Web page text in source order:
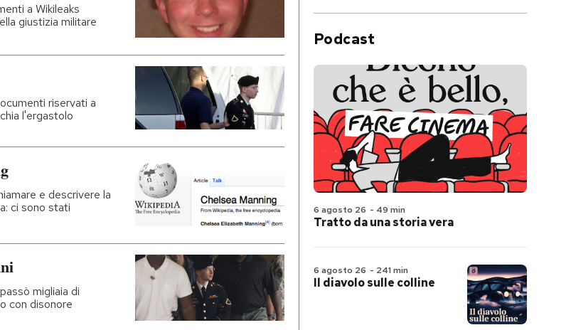
a Wikileaks
giustizia militare
riservati a
l'ergastolo
e descrivere la
ci sono stati
migliaia di
con disonore
Podcast
6 agosto 26 - 49 min
Tratto da una storia vera
6 agosto 26 - 241 min
Il diavolo sulle colline